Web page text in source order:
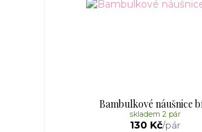
Bambulkové náušnice
130 Kč/pár
skladem 2 pár